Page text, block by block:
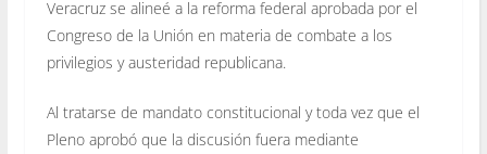
Veracruz se alineé a la reforma federal aprobada por el
Congreso de la Unión en materia de combate a los
privilegios y austeridad republicana.
Al tratarse de mandato constitucional y toda vez que el
Pleno aprobó que la discusión fuera mediante